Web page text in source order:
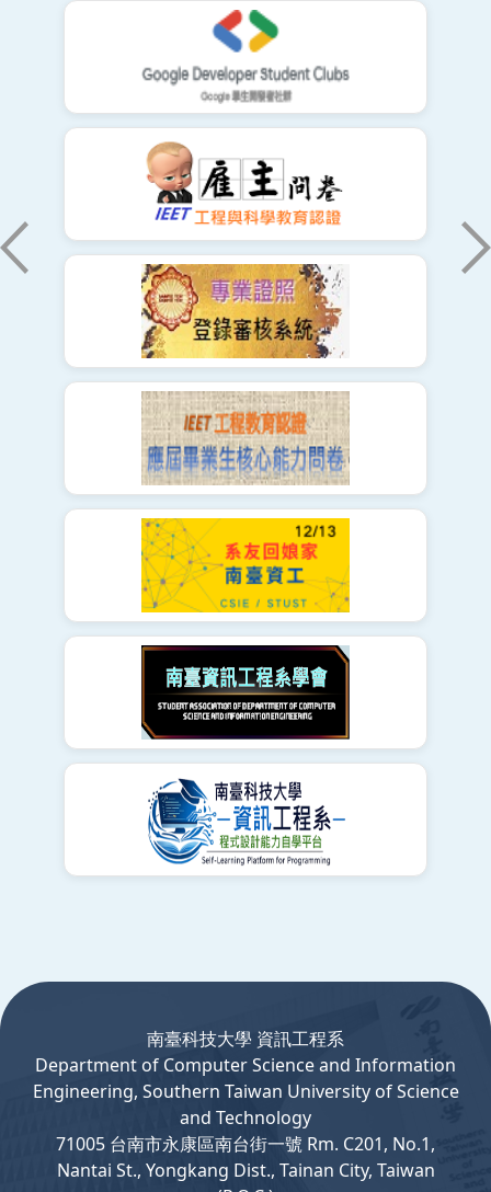
南臺科技大學 資訊工程系
Departmentof ComputerScience and Information
Engineering, Southern Taiwan University of Science
and Technology
71005 台南市永康區南台街一號 Rm. C201, No.1,
Nantai St., Yongkang Dist., Tainan City, Taiwan